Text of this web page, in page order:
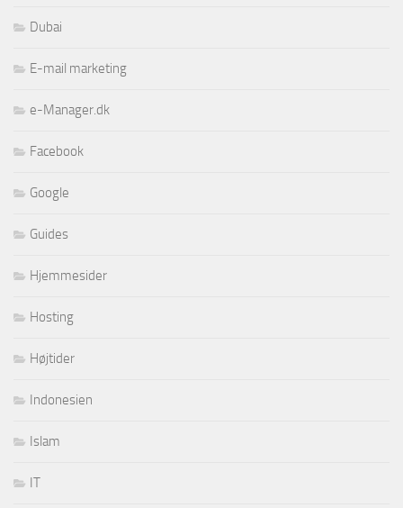
Dubai
E-mail marketing
e-Manager.dk
Facebook
Google
Guides
Hjemmesider
Hosting
Højtider
Indonesien
Islam
IT